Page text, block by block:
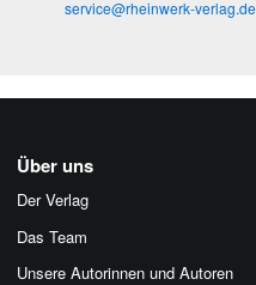
service@rheinwerk-verlag.de
Über uns
Der Verlag
Das Team
Unsere Autorinnen und Autoren